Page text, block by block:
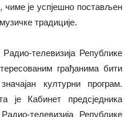
чиме је успјешно постављен
традиције.
телевизија Републике
грађанима бити
културни програм.
је Кабинет предсједника
телевизија Републике